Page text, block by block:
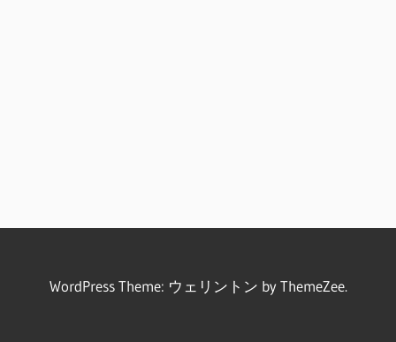
WordPress Theme: ウェリントン by ThemeZee.